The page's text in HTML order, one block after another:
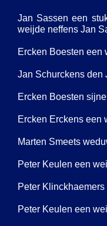
Jan Sassen een
weijde neffens Jan
Ercken Boesten een
Jan Schurckens den
Ercken Boesten
Ercken Erckens een
Marten Smeets
Peter Keulen een
Peter
Peter Keulen een